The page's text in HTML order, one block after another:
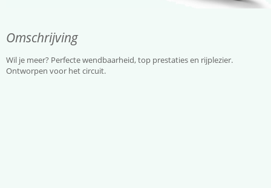
Wil je meer? Perfecte wendbaarheid, top prestaties en rijplezier.
Ontworpen voor het circuit.
Omschrijving